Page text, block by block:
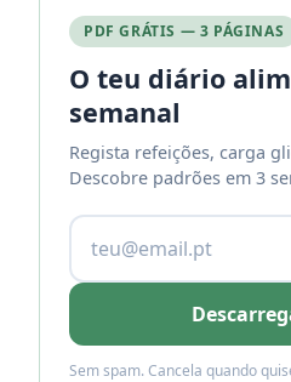
PDF GRÁTIS — 3 PÁGINAS
O teu diário
semanal
Regista refeições, carga
Descobre padrões em 3
Sem spam. Cancela quando